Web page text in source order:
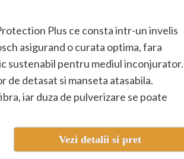
Plus ce consta intr-un invelis
asigurand o curata optima, fara
sustenabil pentru mediul inconjurator.
de detasat si manseta atasabila.
iar duza de pulverizare se poate
Vezi detalii si pret